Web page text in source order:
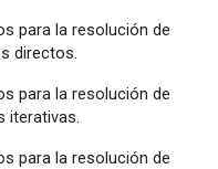
para la resolución de
directos.
para la resolución de
iterativas.
para la resolución de